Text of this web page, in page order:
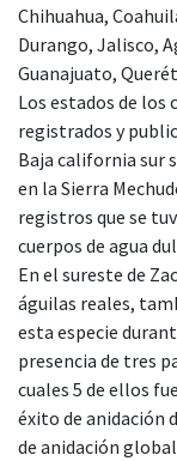
Chihuahua,
Durango, Jalisco,
Guanajuato,
Los estados de
registrados y
Baja california sur
en la Sierra
registros que se
cuerpos de agua
En el sureste de
águilas reales,
esta especie
presencia de tres
cuales 5 de ellos
éxito de anidación
de anidación